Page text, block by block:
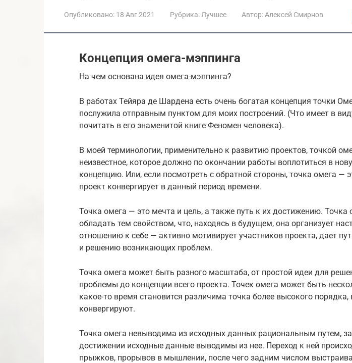
Опубликовано: 18 Авг 2021 Рубрика: Лучшее Автор: Алексей Смирнов
Концепция омега-мэппинга
На чем основана идея омега-мэппинга?
В работах Тейяра де Шардена есть очень богатая концепция точки
послужила отправным пунктом для моих построений. (Что имеет в
почитать в его знаменитой книге Феномен человека).
В моей терминологии, применительно к развитию проектов, точкой
неизвестное, которое должно по окончании работы воплотиться в
концепцию. Или, если посмотреть с обратной стороны, точка омега —
проект конвергирует в данный период времени.
Точка омега — это мечта и цель, а также путь к их достижению. Точка
обладать тем свойством, что, находясь в будущем, она организует
отношению к себе — активно мотивирует участников проекта, дает
и решению возникающих проблем.
Точка омега может быть разного масштаба, от простой идеи для
проблемы до концепции всего проекта. Точек омега может быть
какое-то время становится различима точка более высокого
конвергируют.
Точка омега невыводима из исходных данных рациональным путем,
достижении исходные данные выводимы из нее. Переход к ней
прыжков, прорывов в мышлении, после чего задним числом